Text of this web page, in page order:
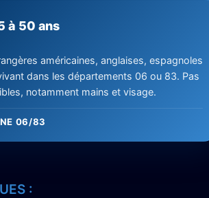
à 50 ans
américaines, anglaises, espagnoles
dans les départements 06 ou 83. Pas
notamment mains et visage.
06/83
: